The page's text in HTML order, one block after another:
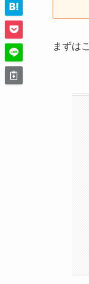
まずは